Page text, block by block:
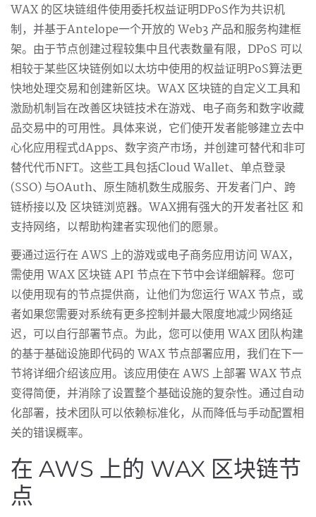
WAX 的区块链组件使用委托权益证明DPoS作为共识机
制，并基于Antelope一个开放的 Web3 产品和服务构建框
架。由于节点创建过程较集中且代表数量有限，DPoS 可以
相较于某些区块链例如以太坊中使用的权益证明PoS算法更
快地处理交易和创建新区块。WAX 区块链的自定义工具和
激励机制旨在改善区块链技术在游戏、电子商务和数字收藏
品交易中的可用性。具体来说，它们使开发者能够建立去中
心化应用程式dApps、数字资产市场，并创建可替代和非可
替代代币NFT。这些工具包括Cloud Wallet、单点登录
(SSO) 与OAuth、原生随机数生成服务、开发者门户、跨
链桥接以及 区块链浏览器。WAX拥有强大的开发者社区 和
支持网络，以帮助构建者实现他们的愿景。
要通过运行在 AWS 上的游戏或电子商务应用访问 WAX，
需使用 WAX 区块链 API 节点在下节中会详细解释。您可
以使用现有的节点提供商，让他们为您运行 WAX 节点，或
者如果您需要对系统有更多控制并最大限度地减少网络延
迟，可以自行部署节点。为此，您可以使用 WAX 团队构建
的基于基础设施即代码的 WAX 节点部署应用，我们在下一
节将详细介绍该应用。该应用使在 AWS 上部署 WAX 节点
变得简便，并消除了设置整个基础设施的复杂性。通过自动
化部署，技术团队可以依赖标准化，从而降低与手动配置相
关的错误概率。
在 AWS 上的 WAX 区块链节
点